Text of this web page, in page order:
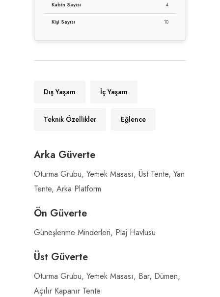
Kabin Sayısı 4
Kişi Sayısı 10
Dış Yaşam İç Yaşam
Teknik Özellikler Eğlence
Arka Güverte
Oturma Grubu, Yemek Masası, Üst Tente, Yan
Tente, Arka Platform
Ön Güverte
Güneşlenme Minderleri, Plaj Havlusu
Üst Güverte
Oturma Grubu, Yemek Masası, Bar, Dümen,
Açılır Kapanır Tente